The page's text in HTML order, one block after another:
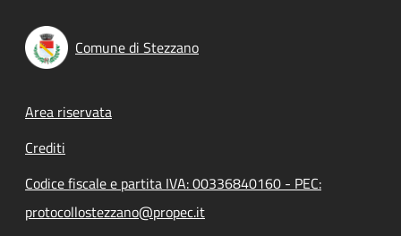
Comune di Stezzano
Footer menu
Area riservata
Crediti
Codice fiscale e partita IVA: 00336840160 - PEC:
protocollostezzano@propec.it